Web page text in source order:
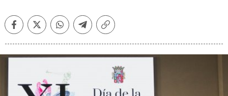
FacebookTwitterWhatsappTelegramCopiar